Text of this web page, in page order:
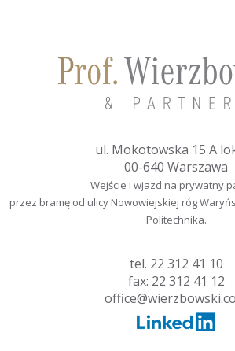
ul. Mokotowska 15 A
00-640 Warszawa
Wejście i wjazd na prywatny
przez bramę od ulicy Nowowiejskiej róg
Politechnika.
tel. 22 312 41 10
fax: 22 312 41 12